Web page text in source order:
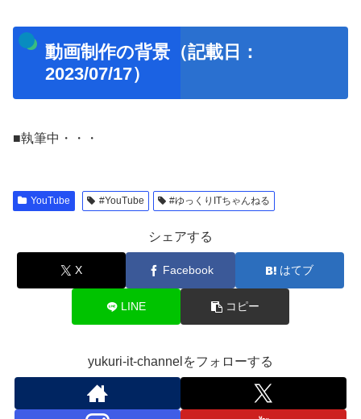
動画制作の背景（記載日：
2023/07/17）
■執筆中・・・
YouTube #YouTube #ゆっくりITちゃんねる
シェアする
X Facebook はてブ
LINE コピー
yukuri-it-channelをフォローする